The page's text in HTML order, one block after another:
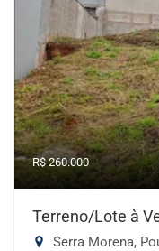
R$ 260.000
Terreno/Lote à
Serra Morena,